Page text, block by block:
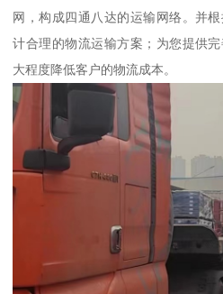
网，构成四通八达的运输网络。并
计合理的物流运输方案；为您提供
大程度降低客户的物流成本。